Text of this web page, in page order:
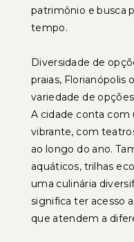
patrimônio e busca
tempo.
Diversidade de
praias, Florianópolis
variedade de
A cidade conta com
vibrante, com
ao longo do ano.
aquáticos, trilhas
uma culinária
significa ter acesso
que atendem a